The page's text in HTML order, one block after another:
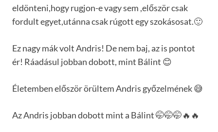
eldönteni,hogy rugjon-e vagy sem ,először csak
fordult egyet,utánna csak rúgott egy szokásosat.🙂
Ez nagy mák volt Andris! De nem baj, az is pontot
ér! Ráadásul jobban dobott, mint Bálint 😊
Életemben először örültem Andris győzelmének 😅
Az Andris jobban dobott mint a Bálint 🤭🤭🤭🔥🔥